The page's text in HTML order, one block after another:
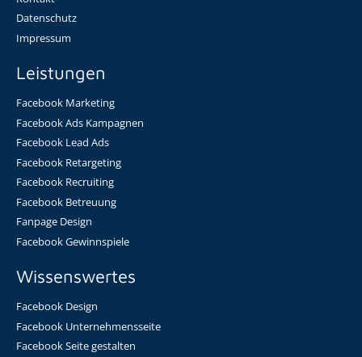
Datenschutz
Impressum
Leistungen
Facebook Marketing
Facebook Ads Kampagnen
Facebook Lead Ads
Facebook Retargeting
Facebook Recruiting
Facebook Betreuung
Fanpage Design
Facebook Gewinnspiele
Wissenswertes
Facebook Design
Facebook Unternehmensseite
Facebook Seite gestalten